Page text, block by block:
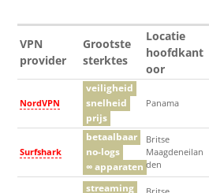
VPN
provider
Grootste
sterktes
Locatie
hoofdkant
oor
NordVPN
veiligheid
snelheid
prijs
Panama
Surfshark
betaalbaar
no-logs
∞ apparaten
Britse
Maagdeneilan
den
streaming